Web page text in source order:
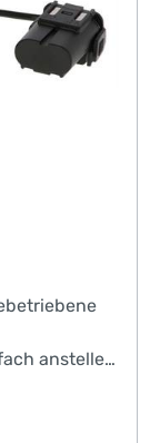
anstelle